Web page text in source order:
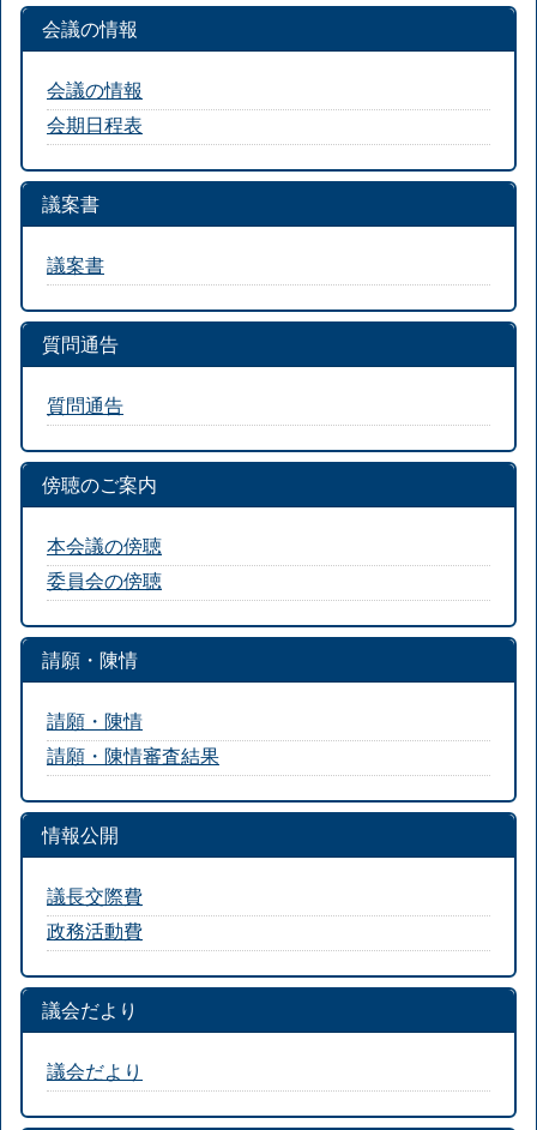
会議の情報
会議の情報
会期日程表
議案書
議案書
質問通告
質問通告
傍聴のご案内
本会議の傍聴
委員会の傍聴
請願・陳情
請願・陳情
請願・陳情審査結果
情報公開
議長交際費
政務活動費
議会だより
議会だより